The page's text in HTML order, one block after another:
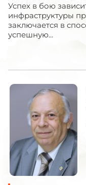
Успех в бою
инфраструктуры
заключается в
успешную...